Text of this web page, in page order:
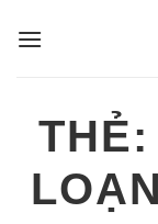
qua
THẺ: